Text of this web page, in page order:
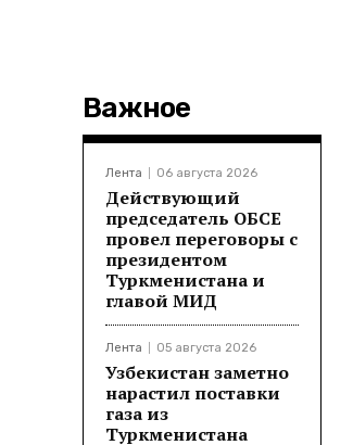
Важное
Лента 06 августа 2026
Действующий
председатель ОБСЕ
провел переговоры с
президентом
Туркменистана и
главой МИД
Лента 05 августа 2026
Узбекистан заметно
нарастил поставки
газа из
Туркменистана